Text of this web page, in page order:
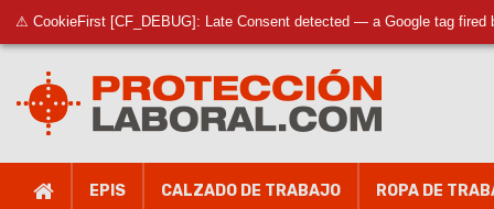
⚠ CookieFirst [CF_DEBUG]: Late Consent detected — a Google tag fired
949 883 831 Whatsapp
EPIS CALZADO DE TRABAJO ROPA DE